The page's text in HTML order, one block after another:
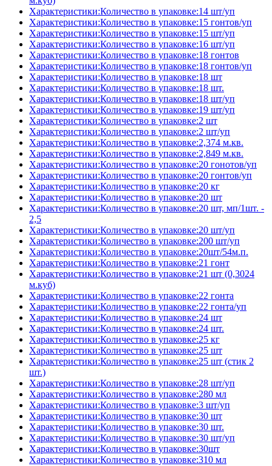
Характеристики:Количество в упаковке:14 шт/уп
Характеристики:Количество в упаковке:15 гонтов/уп
Характеристики:Количество в упаковке:15 шт/уп
Характеристики:Количество в упаковке:16 шт/уп
Характеристики:Количество в упаковке:18 гонтов
Характеристики:Количество в упаковке:18 гонтов/уп
Характеристики:Количество в упаковке:18 шт
Характеристики:Количество в упаковке:18 шт.
Характеристики:Количество в упаковке:18 шт/уп
Характеристики:Количество в упаковке:19 шт/уп
Характеристики:Количество в упаковке:2 шт
Характеристики:Количество в упаковке:2 шт/уп
Характеристики:Количество в упаковке:2,374 м.кв.
Характеристики:Количество в упаковке:2,849 м.кв.
Характеристики:Количество в упаковке:20 гонотов/уп
Характеристики:Количество в упаковке:20 гонтов/уп
Характеристики:Количество в упаковке:20 кг
Характеристики:Количество в упаковке:20 шт
Характеристики:Количество в упаковке:20 шт, мп/1шт. -
2,5
Характеристики:Количество в упаковке:20 шт/уп
Характеристики:Количество в упаковке:200 шт/уп
Характеристики:Количество в упаковке:20шт/54м.п.
Характеристики:Количество в упаковке:21 гонт
Характеристики:Количество в упаковке:21 шт (0,3024
м.куб)
Характеристики:Количество в упаковке:22 гонта
Характеристики:Количество в упаковке:22 гонта/уп
Характеристики:Количество в упаковке:24 шт
Характеристики:Количество в упаковке:24 шт.
Характеристики:Количество в упаковке:25 кг
Характеристики:Количество в упаковке:25 шт
Характеристики:Количество в упаковке:25 шт (стик 2
шт.)
Характеристики:Количество в упаковке:28 шт/уп
Характеристики:Количество в упаковке:280 мл
Характеристики:Количество в упаковке:3 шт/уп
Характеристики:Количество в упаковке:30 шт
Характеристики:Количество в упаковке:30 шт.
Характеристики:Количество в упаковке:30 шт/уп
Характеристики:Количество в упаковке:30шт
Характеристики:Количество в упаковке:310 мл